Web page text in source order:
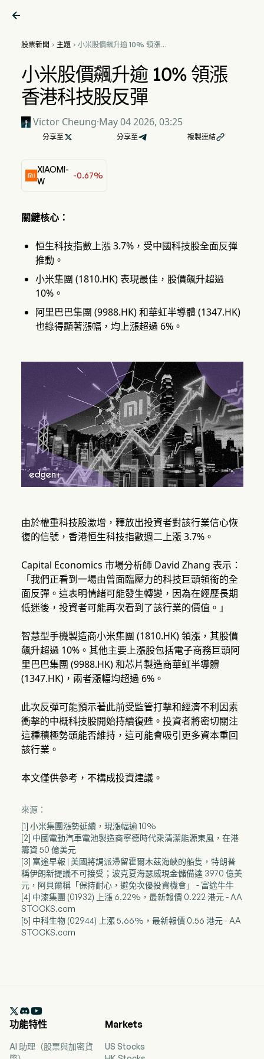

股票新聞  主題 小米股價飆升逾 10% 領漲香
小米股價飆升逾 10% 領漲
香港科技股反彈
Victor Cheung·May 04 2026, 03:25
分享至  分享至 複製連結
XIAOMI-
W
-0.67%
關鍵核心：
恒生科技指數上漲 3.7%，受中國科技股全面反彈
推動。
小米集團 (1810.HK) 表現最佳，股價飆升超過
10%。
阿里巴巴集團 (9988.HK) 和華虹半導體 (1347.HK)
也錄得顯著漲幅，均上漲超過 6%。
由於權重科技股激增，釋放出投資者對該行業信心恢
復的信號，香港恒生科技指數週二上漲 3.7%。
Capital Economics 市場分析師 David Zhang 表示：
「我們正看到一場由曾面臨壓力的科技巨頭領銜的全
面反彈。這表明情緒可能發生轉變，因為在經歷長期
低迷後，投資者可能再次看到了該行業的價值。」
智慧型手機製造商小米集團 (1810.HK) 領漲，其股價
飆升超過 10%。其他主要上漲股包括電子商務巨頭阿
里巴巴集團 (9988.HK) 和芯片製造商華虹半導體
(1347.HK)，兩者漲幅均超過 6%。
此次反彈可能預示著此前受監管打擊和經濟不利因素
衝擊的中概科技股開始持續復甦。投資者將密切關注
這種積極勢頭能否維持，這可能會吸引更多資本重回
該行業。
本文僅供參考，不構成投資建議。
來源：
[1] 小米集團漲勢延續，現漲幅逾 10%
[2] 中國電動汽車電池製造商寧德時代乘清潔能源東風，在港
籌資 50 億美元
[3] 富途早報 | 美國將調派滯留霍爾木茲海峽的船隻，特朗普
稱伊朗新提議不可接受；波克夏海瑟威現金儲備達 3970 億美
元，阿貝爾稱「保持耐心，避免次優投資機會」 - 富途牛牛
[4] 中漆集團 (01932) 上漲 6.22%，最新報價 0.222 港元 - AA
STOCKS.com
[5] 中科生物 (02944) 上漲 5.66%，最新報價 0.56 港元 - AA
STOCKS.com

功能特性
AI 助理（股票與加密貨
Markets
US Stocks